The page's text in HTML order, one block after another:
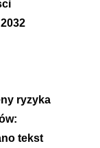
ryzyka
tekst